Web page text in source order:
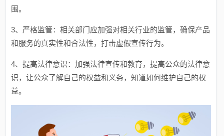
围。
3、严格监管：相关部门应加强对相关行业的监管，确保产品
和服务的真实性和合法性，打击虚假宣传行为。
4、提高法律意识：加强法律宣传和教育，提高公众的法律意
识，让公众了解自己的权益和义务，知道如何维护自己的权
益。